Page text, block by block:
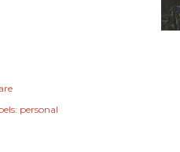
personal